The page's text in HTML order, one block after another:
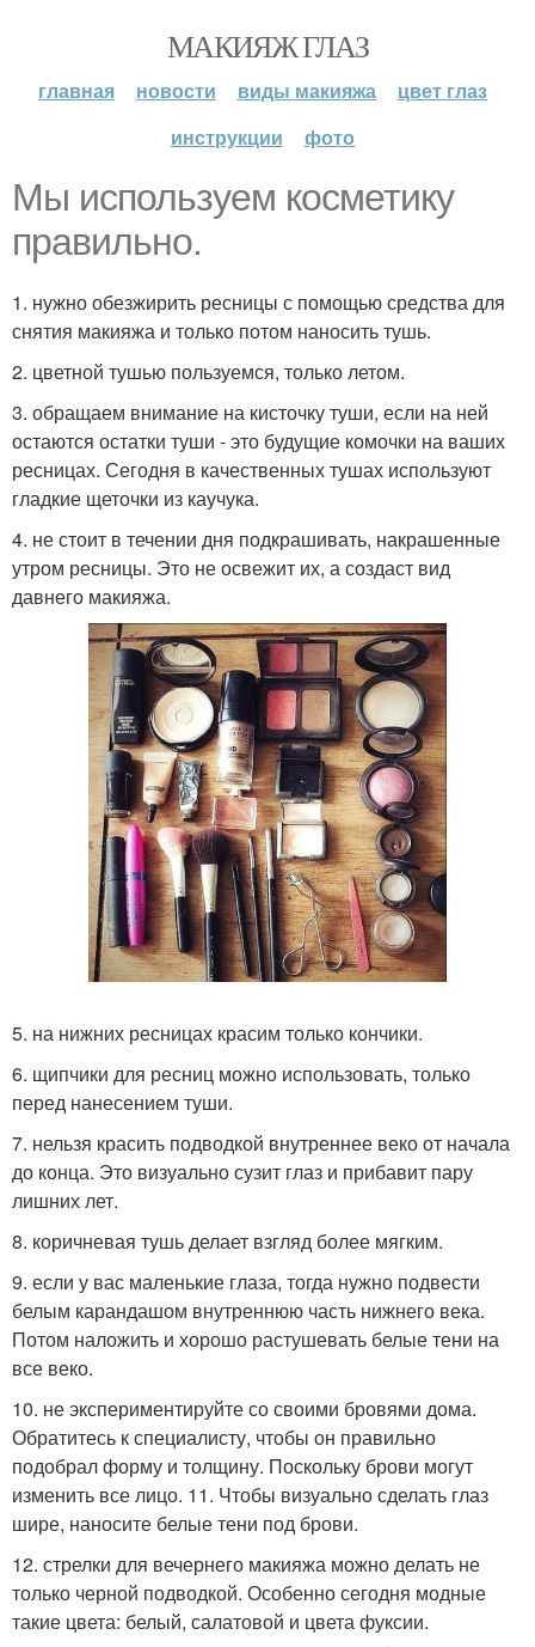
МАКИЯЖ ГЛАЗ
главная новости виды макияжа
цвет глаз
инструкции
фото
Мы используем косметику
правильно.
1. нужно обезжирить ресницы с помощью средства для
снятия макияжа и только потом наносить тушь.
2. цветной тушью пользуемся, только летом.
3. обращаем внимание на кисточку туши, если на ней
остаются остатки туши - это будущие комочки на ваших
ресницах. Сегодня в качественных тушах используют
гладкие щеточки из каучука.
4. не стоит в течении дня подкрашивать, накрашенные
утром ресницы. Это не освежит их, а создаст вид
давнего макияжа.
5. на нижних ресницах красим только кончики.
6. щипчики для ресниц можно использовать, только
перед нанесением туши.
7. нельзя красить подводкой внутреннее веко от начала
до конца. Это визуально сузит глаз и прибавит пару
лишних лет.
8. коричневая тушь делает взгляд более мягким.
9. если у вас маленькие глаза, тогда нужно подвести
белым карандашом внутреннюю часть нижнего века.
Потом наложить и хорошо растушевать белые тени на
все веко.
10. не экспериментируйте со своими бровями дома.
Обратитесь к специалисту, чтобы он правильно
подобрал форму и толщину. Поскольку брови могут
изменить все лицо. 11. Чтобы визуально сделать глаз
шире, наносите белые тени под брови.
12. стрелки для вечернего макияжа можно делать не
только черной подводкой. Особенно сегодня модные
такие цвета: белый, салатовой и цвета фуксии.